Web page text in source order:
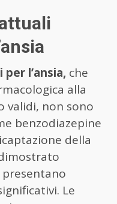
l’ansia, che
alla
validi, non sono
benzodiazepine
della
Le